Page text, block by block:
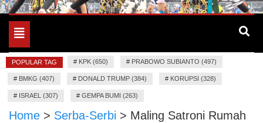
EKSEKUTOR
Mengeksekusi Berita Untuk Kemerdekaan dan Keadilan
Toggle
navigation
POPULAR TAG # KPK (650) # PRABOWO SUBIANTO (497)
# BMKG (407) # DONALD TRUMP (384) # KORUPSI (328)
# ISRAEL (307) # GEMPA BUMI (263)
Home > Serba-Serbi > Maling Satroni Rumah